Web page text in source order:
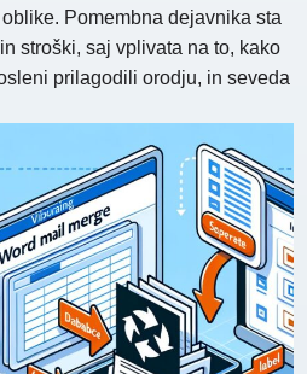
Pomembna dejavnika sta
stroški, saj vplivata na to, kako
prilagodili orodju, in seveda